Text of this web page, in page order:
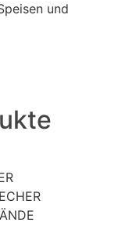
und